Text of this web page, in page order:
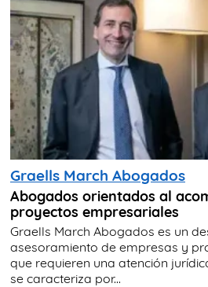
Graells March Abogados
Abogados orientados al
proyectos empresariales
Graells March Abogados es un
asesoramiento de empresas y
que requieren una atención
se caracteriza por...